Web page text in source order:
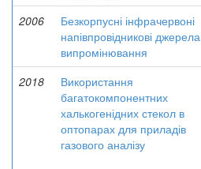
2006
Безкорпусні інфрачервоні
напівпровідникові джерела
випромінювання
2018
Використання
багатокомпонентних
халькогенідних стекол в
оптопарах для приладів
газового аналізу